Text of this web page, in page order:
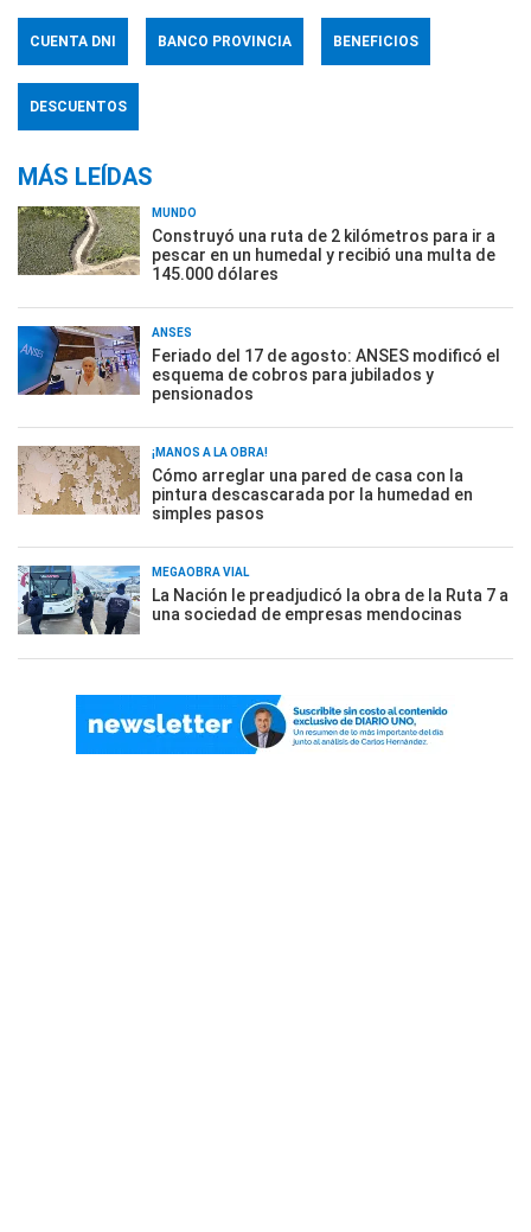
CUENTA DNI BANCO PROVINCIA BENEFICIOS
DESCUENTOS
MÁS LEÍDAS
MUNDO
Construyó una ruta de 2 kilómetros para ir a
pescar en un humedal y recibió una multa de
145.000 dólares
ANSES
Feriado del 17 de agosto: ANSES modificó el
esquema de cobros para jubilados y
pensionados
¡MANOS A LA OBRA!
Cómo arreglar una pared de casa con la
pintura descascarada por la humedad en
simples pasos
MEGAOBRA VIAL
La Nación le preadjudicó la obra de la Ruta 7 a
una sociedad de empresas mendocinas